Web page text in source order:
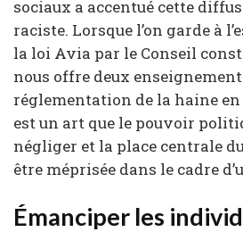
sociaux a accentué cette
raciste. Lorsque l’on garde à
la loi Avia par le Conseil
nous offre deux
réglementation de la haine
est un art que le pouvoir
négliger et la place centrale
être méprisée dans le cadre
Émanciper les